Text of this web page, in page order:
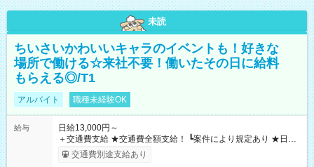
未読
ちいさいかわいいキャラのイベントも！好きな
場所で働ける☆来社不要！働いたその日に給料
もらえる◎/T1
アルバイト 職種未経験OK
給与
日給13,000円～
＋交通費支給 ★交通費全額支給！ ┗案件により規定あり ★日払
いOK！（規定あり） ┗働いたその日に現金GET♪ お仕事後はコ
ンビニATMから 日払い分を引き落とせます！ 【試用期間】試
交通費別途支給あり